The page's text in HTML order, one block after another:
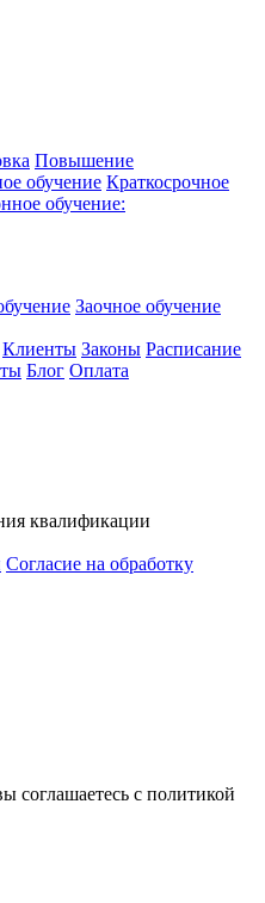
Повышение
обучение Краткосрочное
обучение:
Заочное обучение
Клиенты Законы Расписание
Блог Оплата
квалификации
Согласие на обработку
соглашаетесь с политикой